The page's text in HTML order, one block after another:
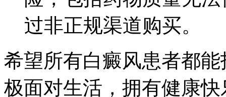
过非正规渠道购买。
希望所有白癜风患者都
极面对生活，拥有健康